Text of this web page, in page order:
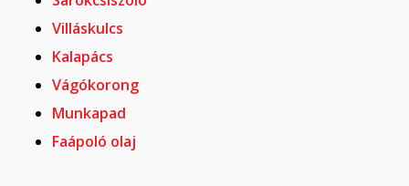
Villáskulcs
Kalapács
Vágókorong
Munkapad
Faápoló olaj